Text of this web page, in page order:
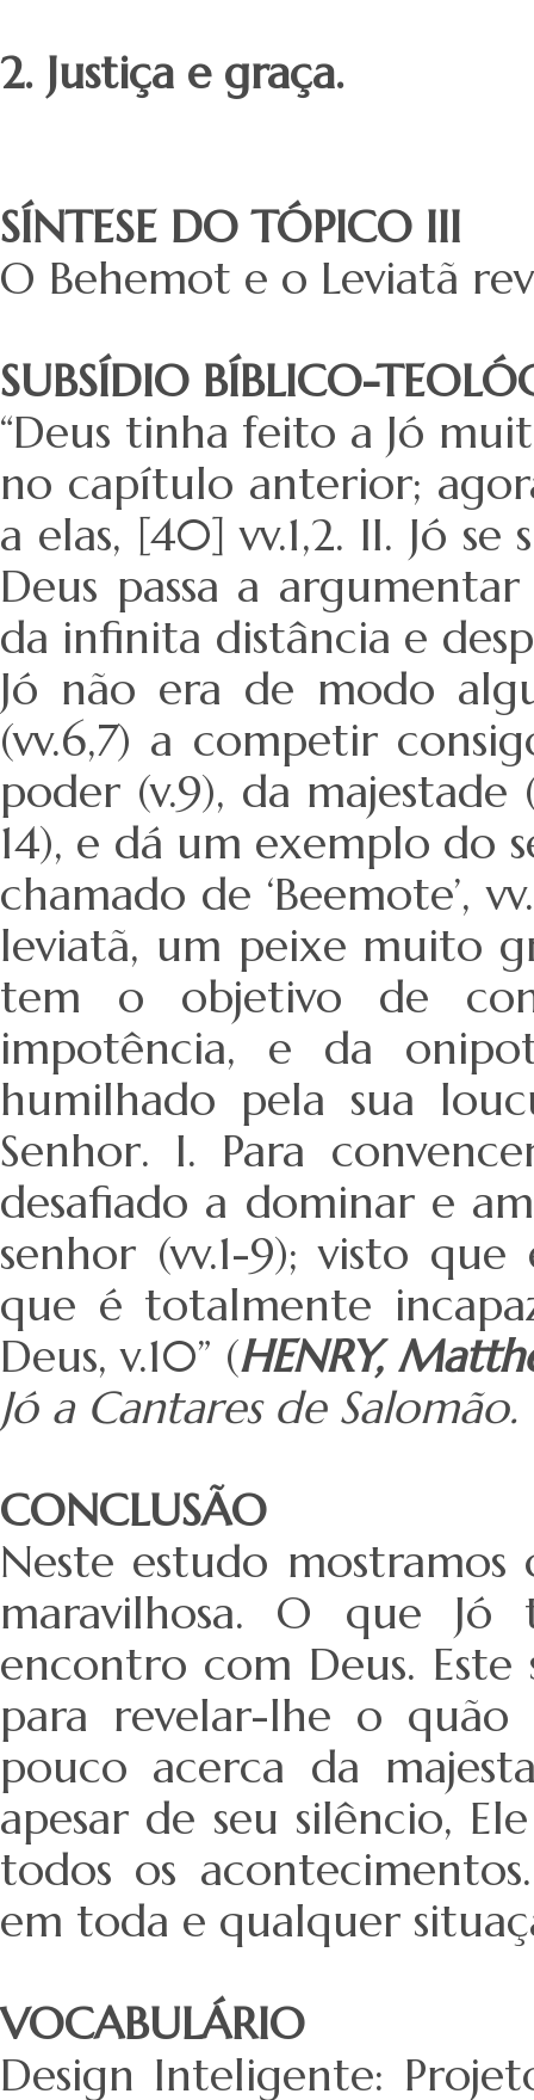
2. Justiça e graça.
SÍNTESE DO TÓPICO III
O Behemot e o Leviatã
SUBSÍDIO BÍBLICO-
“Deus tinha feito a Jó
no capítulo anterior;
a elas, [40] vv.1,2. II. Jó
Deus passa a
da infinita distância e
Jó não era de modo
(vv.6,7) a competir
poder (v.9), da majestade
14), e dá um exemplo do
chamado de ‘Beemote’,
leviatã, um peixe muito
tem o objetivo de
impotência, e da
humilhado pela sua
Senhor. I. Para
desafiado a dominar e
senhor (vv.1-9); visto
que é totalmente
Deus, v.10” (HENRY,
Jó a Cantares de
CONCLUSÃO
Neste estudo
maravilhosa. O que Jó
encontro com Deus.
para revelar-lhe o
pouco acerca da
apesar de seu silêncio,
todos os
em toda e qualquer
VOCABULÁRIO
Design Inteligente: